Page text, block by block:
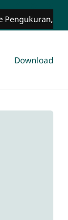
dan
Download